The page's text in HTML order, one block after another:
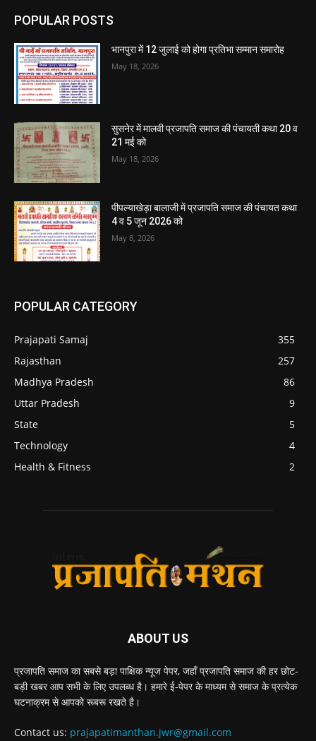
POPULAR POSTS
भानपुरा में 12 जुलाई को होगा प्रतिभा सम्मान समारोह
May 18, 2026
सुसनेर में मालवी प्रजापति समाज की पंचायती कथा 20 व
21 मई को
May 18, 2026
पीपल्याखेड़ा बालाजी में प्रजापति समाज की पंचायत कथा
4 व 5 जून 2026 को
May 8, 2026
POPULAR CATEGORY
Prajapati Samaj
355
Rajasthan
257
Madhya Pradesh
86
Uttar Pradesh
9
State
5
Technology
4
Health & Fitness
2
ABOUT US
प्रजापति समाज का सबसे बड़ा पाक्षिक न्यूज पेपर, जहाँ प्रजापति समाज की हर छोट-
बड़ी खबर आप सभी के लिए उपलब्ध है। हमारे ई-पेपर के माध्यम से समाज के प्रत्येक
घटनाक्रम से आपको रूबरू रखते है।
Contact us: prajapatimanthan.jwr@gmail.com